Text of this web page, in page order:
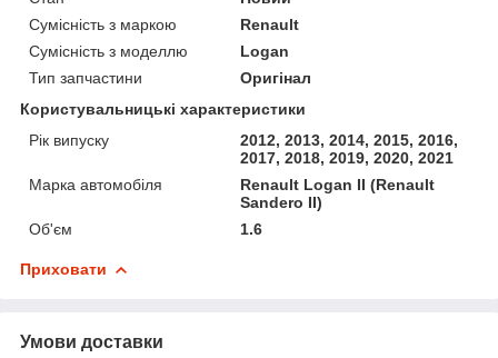
Сумісність з маркою
Renault
Сумісність з моделлю
Logan
Тип запчастини
Оригінал
Користувальницькі характеристики
Рік випуску
2012, 2013, 2014, 2015, 2016,
2017, 2018, 2019, 2020, 2021
Марка автомобіля
Renault Logan II (Renault
Sandero II)
Об'єм
1.6
Приховати
Умови доставки